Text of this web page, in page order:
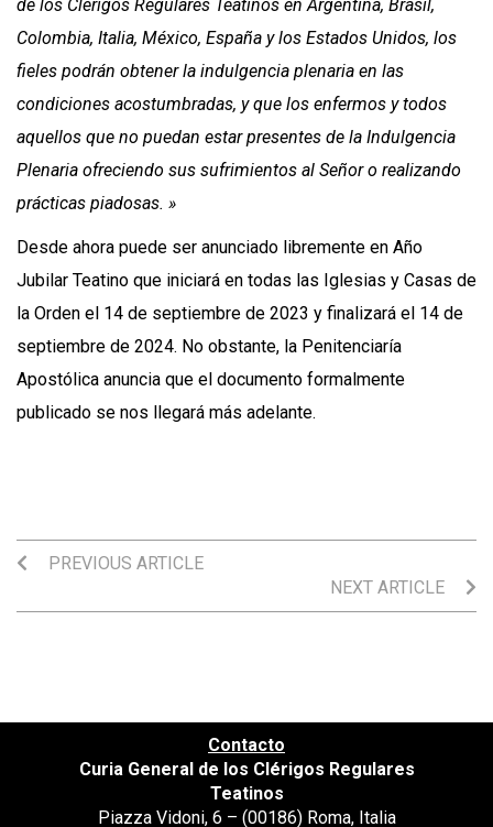
de los Clérigos Regulares Teatinos en Argentina, Brasil,
Colombia, Italia, México, España y los Estados Unidos, los
fieles podrán obtener la indulgencia plenaria en las
condiciones acostumbradas, y que los enfermos y todos
aquellos que no puedan estar presentes de la Indulgencia
Plenaria ofreciendo sus sufrimientos al Señor o realizando
prácticas piadosas. »
Desde ahora puede ser anunciado libremente en Año
Jubilar Teatino que iniciará en todas las Iglesias y Casas de
la Orden el 14 de septiembre de 2023 y finalizará el 14 de
septiembre de 2024. No obstante, la Penitenciaría
Apostólica anuncia que el documento formalmente
publicado se nos llegará más adelante.
PREVIOUS ARTICLE
NEXT ARTICLE
Contacto
Curia General de los Clérigos Regulares
Teatinos
Piazza Vidoni, 6 – (00186) Roma, Italia